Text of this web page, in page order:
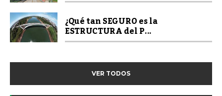
¿Qué tan SEGURO es la
ESTRUCTURA del P...
VER TODOS